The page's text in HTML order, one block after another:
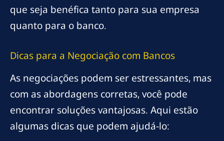
que seja benéfica tanto para sua empresa
quanto para o banco.
Dicas para a Negociação com Bancos
As negociações podem ser estressantes, mas
com as abordagens corretas, você pode
encontrar soluções vantajosas. Aqui estão
algumas dicas que podem ajudá-lo: